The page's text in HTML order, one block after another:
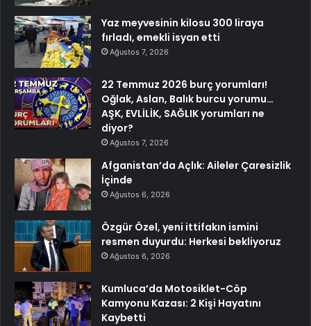
Yaz meyvesinin kilosu 300 liraya
fırladı, emekli isyan etti
Ağustos 7, 2026
22 Temmuz 2026 burç yorumları!
Oğlak, Aslan, Balık burcu yorumu…
AŞK, EVLİLİK, SAĞLIK yorumları ne
diyor?
Ağustos 7, 2026
Afganistan’da Açlık: Aileler Çaresizlik
İçinde
Ağustos 6, 2026
Özgür Özel, yeni ittifakın ismini
resmen duyurdu: Herkesi bekliyoruz
Ağustos 6, 2026
Kumluca’da Motosiklet-Cöp
Kamyonu Kazası: 2 Kişi Hayatını
Kaybetti